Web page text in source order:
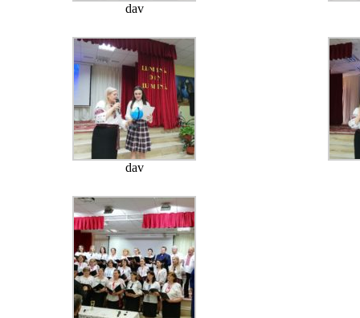
dav
dav